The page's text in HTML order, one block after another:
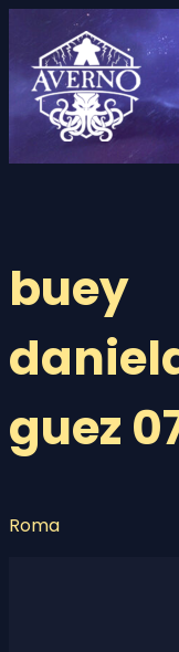
contenido
buey
guez
Roma